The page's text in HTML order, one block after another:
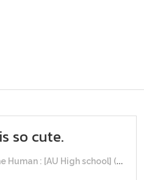
so cute.
school] (MarNor) Connor is so cute and he is mine.